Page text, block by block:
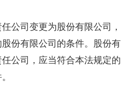
司变更为股份有限公司，
份有限公司的条件。股份有
公司，应当符合本法规定的